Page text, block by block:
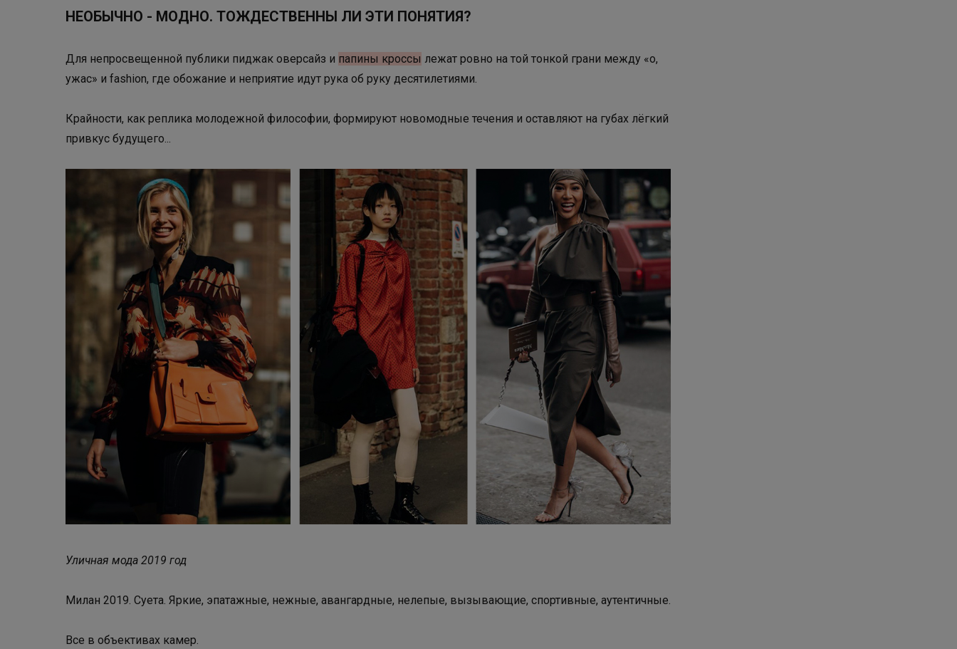
НЕОБЫЧНО - МОДНО. ТОЖДЕСТВЕННЫ ЛИ ЭТИ ПОНЯТИЯ?
Для непросвещенной публики пиджак оверсайз и папины кроссы лежат ровно на той тонкой грани между «о,
ужас» и fashion, где обожание и неприятие идут рука об руку десятилетиями.
Крайности, как реплика молодежной философии, формируют новомодные течения и оставляют на губах лёгкий
привкус будущего...
Уличная мода 2019 год
Милан 2019. Суета. Яркие, эпатажные, нежные, авангардные, нелепые, вызывающие, спортивные, аутентичные.
Все в объективах камер.